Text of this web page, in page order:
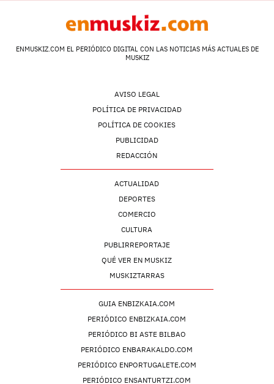
ENMUSKIZ.COM EL PERIÓDICO DIGITAL CON LAS NOTICIAS MÁS ACTUALES DE
MUSKIZ
AVISO LEGAL
POLÍTICA DE PRIVACIDAD
POLÍTICA DE COOKIES
PUBLICIDAD
REDACCIÓN
ACTUALIDAD
DEPORTES
COMERCIO
CULTURA
PUBLIRREPORTAJE
QUÉ VER EN MUSKIZ
MUSKIZTARRAS
GUIA ENBIZKAIA.COM
PERIÓDICO ENBIZKAIA.COM
PERIÓDICO BI ASTE BILBAO
PERIÓDICO ENBARAKALDO.COM
PERIÓDICO ENPORTUGALETE.COM
PERIÓDICO ENSANTURTZI.COM